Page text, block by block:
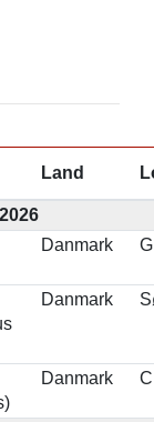
Land
2026
Danmark
Danmark
Danmark